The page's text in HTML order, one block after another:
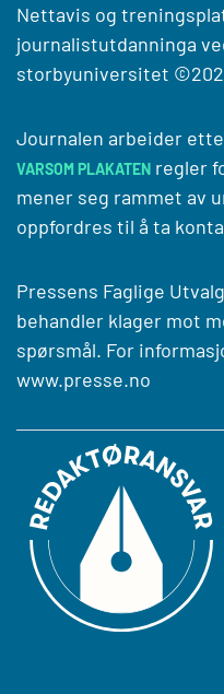
Nettavis og
journalistutdanninga
storbyuniversitet
Journalen arbeider
VARSOM PLAKATEN regler
mener seg rammet av
oppfordres til å ta
Pressens Faglige
behandler klager mot
spørsmål. For
www.presse.no